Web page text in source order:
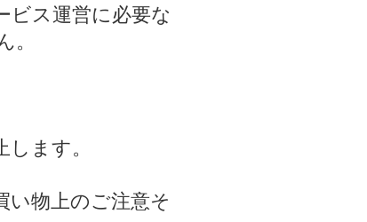
ビス運営に必要な
。
ます。
い物上のご注意そ